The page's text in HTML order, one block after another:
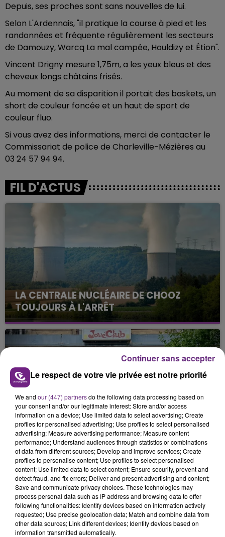
Depuis, ses proches sont sans nouvelles de lui.
Selon L'Ardennais, "il pratique la course à pied et les
randonnées et fréquente régulièrement les secteurs
de Damouzy, Warcq La mal campée, Houldizy et Étion".
Vincent Drigny mesure 1,75m, a les yeux bleus et des
cheveux longs châtains frisés.
Au moment de sa disparition il portait des baskets, un
short de couleur foncée et un haut de sport de
couleur fluo.
Si vous avez des informations, merci de contacter le
Commissariat de police de Charleville-Mézières au
03 24 57 94 94.
FIL D'ACTUS
LA CENTRALE NUCLÉAIRE DE CHOOZ
TOUJOURS À L'ARRÊT
Cela fait déjà une semaine que la centrale
nucléaire ardennaise est à l'arrêt. Une situation
justifiée par la sécheresse intense qui est toujours
LE MAGASIN JOUÉCLUB DE REIMS FERME
SES PORTES
C'était l'une des institutions du centre-ville
rémois. Le magasin JouéClub est contraint de
fermer ses portes.
TITRES DIFFUSÉS
22h20
22h20 22h18
22h18
Le respect de votre vie privée est notre priorité
We and our (447) partnersdo the following data processing based on
your consent and/or our legitimate interest: Store and/or access
information on a device; Use limited data to select advertising; Create
profiles for personalised advertising; Use profiles to select personalised
advertising; Measure advertising performance; Measure content
performance; Understand audiences through statistics or combinations
of data from different sources; Develop and improve services; Create
profiles to personalise content; Use profiles to select personalised
content; Use limited data to select content; Ensure security, prevent and
detect fraud, and fix errors; Deliver and present advertising and content;
Save and communicate privacy choices. These technologies may
process personal data such as IP address and browsing data to offer
following functionalities: Identify devices based on information actively
requested; Use precise geolocation data; Match and combine data from
other data sources; Link different devices; Identify devices based on
information transmitted automatically.
Continuer sans accepter